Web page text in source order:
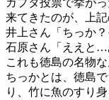
カプタ投票で挙が
来てきたのが、上記
井上さん「ちっか
石原さん「ええと…
これも徳島の名物な
ちっかとは、徳島
り、竹に魚のすり